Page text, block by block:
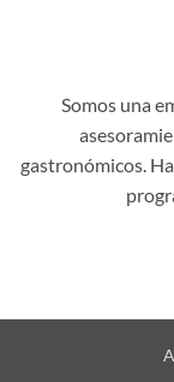
Somos una
gastronómicos.